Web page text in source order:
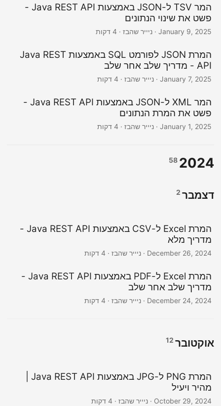
המר TSV ל-JSON באמצעות Java REST API -
פשט את שינוי הנתונים
January 9, 2025· ניייר שהבז · 4 דקות
המרת JSON לפורמט SQL באמצעות Java REST
API - מדריך שלב אחר שלב
January 7, 2025· ניייר שהבז · 4 דקות
המר XML ל-JSON באמצעות Java REST API -
פשט את המרת הנתונים
January 1, 2025· ניייר שהבז · 4 דקות
2024
58
דצמבר2
המרת Excel ל-CSV באמצעות Java REST API -
מדריך מלא
December 26, 2024· ניייר שהבז · 4 דקות
המרת Excel ל-PDF באמצעות Java REST API -
מדריך שלב אחר שלב
December 24, 2024· ניייר שהבז · 4 דקות
אוקטובר12
המרת PNG ל-JPG באמצעות Java REST API |
מהיר ויעיל
October 29, 2024· ניייר שהבז · 4 דקות